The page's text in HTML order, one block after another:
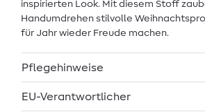
inspirierten Look. Mit diesem Stoff
Handumdrehen stilvolle
für Jahr wieder Freude machen.
Pflegehinweise
EU-Verantwortlicher